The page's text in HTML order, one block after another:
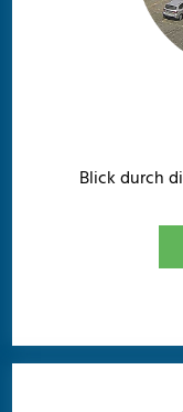
Blick durch